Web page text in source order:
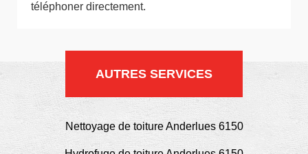
téléphoner directement.
AUTRES SERVICES
Nettoyage de toiture Anderlues 6150